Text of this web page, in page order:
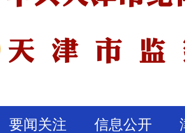
要闻关注 信息公开